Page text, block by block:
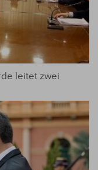
leitet zwei